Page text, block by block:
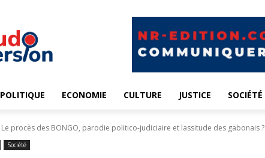
POLITIQUE ECONOMIE CULTURE JUSTICE SOCIÉTÉ
Le procès des BONGO, parodie politico-judiciaire et lassitude des gabonais ?
Société